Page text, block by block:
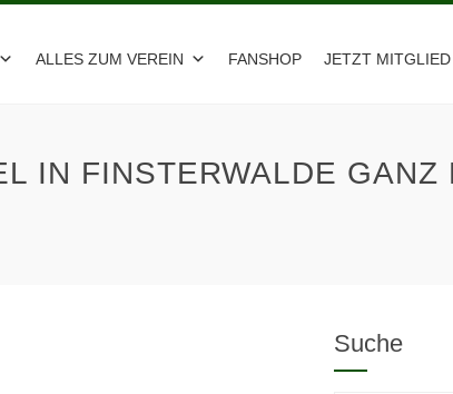
ALLES ZUM VEREIN FANSHOP JETZT MITGLIED
IN FINSTERWALDE GANZ
Suche